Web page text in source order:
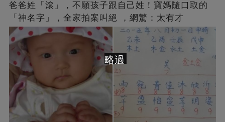
爸爸姓「滾」，不願孩子跟自己姓！寶媽隨口取的
「神名字」，全家拍案叫絕 ，網驚：太有才
略過